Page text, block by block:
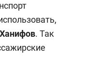
. Так